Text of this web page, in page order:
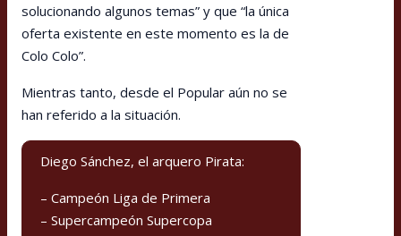
solucionando algunos temas” y que “la única
oferta existente en este momento es la de
Colo Colo”.
Mientras tanto, desde el Popular aún no se
han referido a la situación.
Diego Sánchez, el arquero Pirata:
– Campeón Liga de Primera
– Supercampeón Supercopa